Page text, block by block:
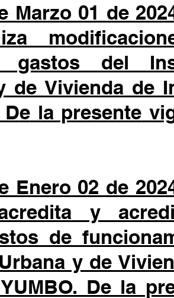
Marzo 01 de
gastos del
de Vivienda de
ela presente
Enero 02 de
y
de
y de
De la